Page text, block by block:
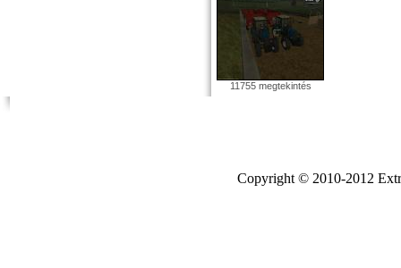
11755 megtekintés
Copyright © 2010-2012